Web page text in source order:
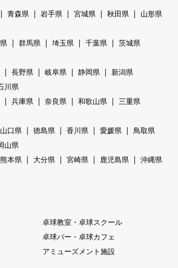
青森県 岩手県 宮城県 秋田県
山形県
群馬県 埼玉県 千葉県
茨城県
長野県 岐阜県 静岡県
新潟県
川県
兵庫県 奈良県 和歌山県
三重県
山口県 徳島県 香川県 愛媛県
鳥取県
山県
熊本県 大分県 宮崎県 鹿児島県
沖縄県
卓球教室・卓球スクール
卓球バー・卓球カフェ
アミューズメント施設